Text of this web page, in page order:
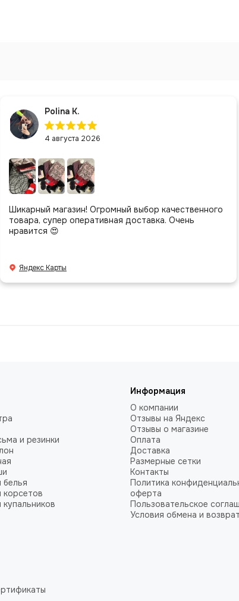
Polina K.
4 августа 2026
Шикарный магазин! Огромный выбор качественного
товара, супер оперативная доставка. Очень
нравится 😍
Яндекс Карты
и резинки
Информация
О компании
Отзывы на Яндекс
Отзывы о магазине
Оплата
Доставка
Размерные сетки
Контакты
Политика
оферта
Пользовательское
Условия обмена и